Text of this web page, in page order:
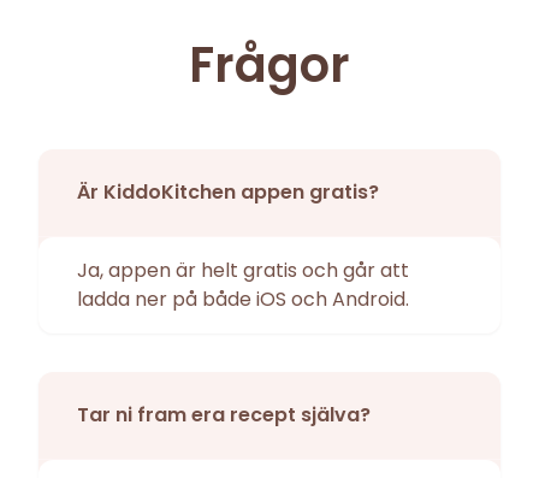
Frågor
Är KiddoKitchen appen gratis?
Ja, appen är helt gratis och går att
ladda ner på både iOS och Android.
Tar ni fram era recept själva?